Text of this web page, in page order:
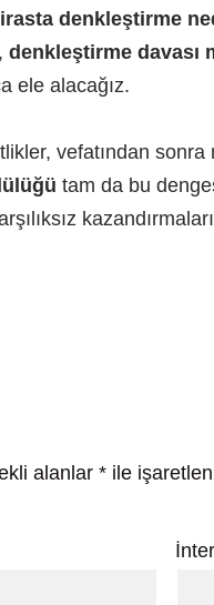
denkleştirme
denkleştirme davası
ele alacağız.
vefatından
tam da bu
alanlar * ile